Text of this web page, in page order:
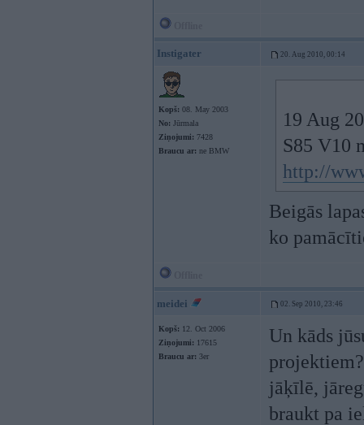
Instigater 20. Aug 2010, 00:14
Kopš: 08. May 2003
No: Jūrmala
Ziņojumi: 7428
Braucu ar: ne BMW
19 Aug
S85 V10
http://
Beigās
ko
meidei 02. Sep 2010, 23:46
Kopš: 12. Oct 2006
Ziņojumi: 17615
Braucu ar: 3er
Un kāds
jāķīlē,
braukt pa